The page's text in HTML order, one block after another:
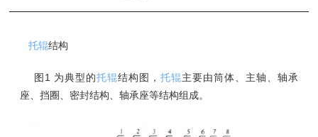
托辊结构
图1 为典型的托辊结构图， 托辊主要由筒体、主轴、轴承
座、挡圈、密封结构、轴承座等结构组成。